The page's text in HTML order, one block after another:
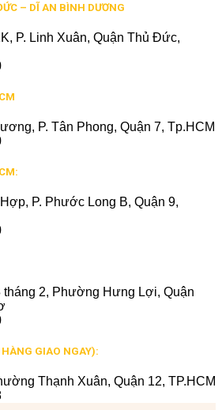
– DĨ AN BÌNH DƯƠNG
P. Linh Xuân, Quận Thủ Đức,
P. Tân Phong, Quận 7, Tp.HCM
P. Phước Long B, Quận 9,
2, Phường Hưng Lợi, Quận
GIAO NGAY):
Thạnh Xuân, Quận 12, TP.HCM